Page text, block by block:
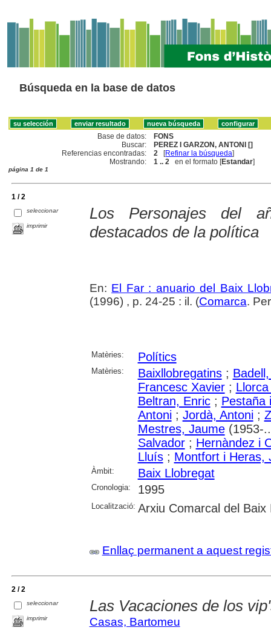
Búsqueda en la base de datos
Base de datos:
FONS
Buscar:
PEREZ I GARZON, ANTONI []
Referencias encontradas:
2 [Refinar la búsqueda]
Mostrando:
1 .. 2 en el formato [Estandar]
página 1 de 1
1 / 2
seleccionar
imprimir
Los Personajes del
destacados de la política
En: El Far : anuario del Baix
(1996) , p. 24-25 : il. (Comarca.
Matèries: Polítics
Matèries: Baixllobregatins;
Francesc Xavier;
Beltran, Enric; Pestaña
Antoni; Jordà, Antoni;
Mestres, Jaume(1953-
Salvador; Hernàndez i
Lluís; Montfort i Heras,
Àmbit: Baix Llobregat
Cronologia: 1995
Localització: Arxiu Comarcal del Baix
Enllaç permanent a aquest
2 / 2
seleccionar
imprimir
Las Vacaciones de los
Casas, Bartomeu